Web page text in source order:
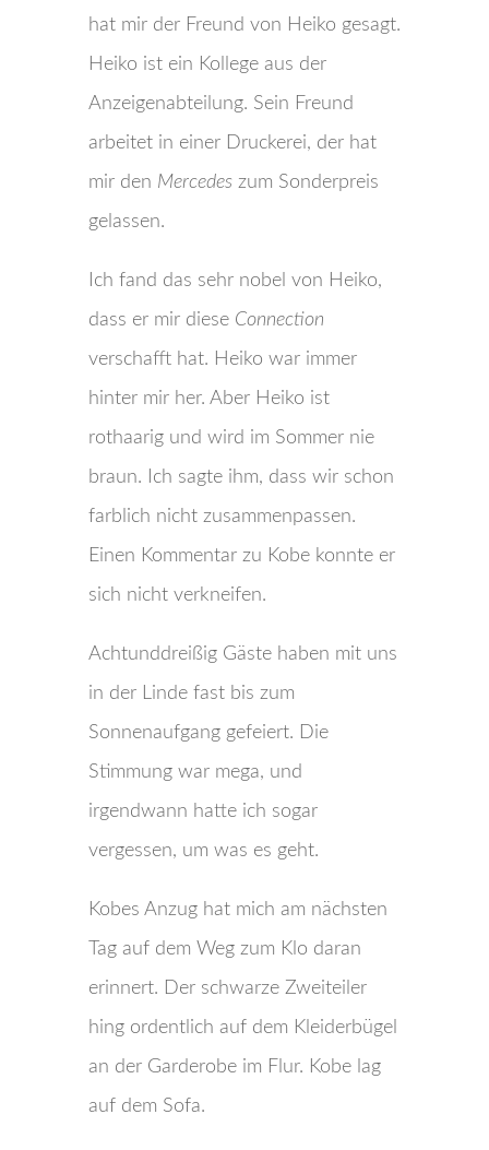
hat mir der Freund von Heiko gesagt.
Heiko ist ein Kollege aus der
Anzeigenabteilung. Sein Freund
arbeitet in einer Druckerei, der hat
mir den Mercedes zum Sonderpreis
gelassen.
Ich fand das sehr nobel von Heiko,
dass er mir diese Connection
verschafft hat. Heiko war immer
hinter mir her. Aber Heiko ist
rothaarig und wird im Sommer nie
braun. Ich sagte ihm, dass wir schon
farblich nicht zusammenpassen.
Einen Kommentar zu Kobe konnte er
sich nicht verkneifen.
Achtunddreißig Gäste haben mit uns
in der Linde fast bis zum
Sonnenaufgang gefeiert. Die
Stimmung war mega, und
irgendwann hatte ich sogar
vergessen, um was es geht.
Kobes Anzug hat mich am nächsten
Tag auf dem Weg zum Klo daran
erinnert. Der schwarze Zweiteiler
hing ordentlich auf dem Kleiderbügel
an der Garderobe im Flur. Kobe lag
auf dem Sofa.